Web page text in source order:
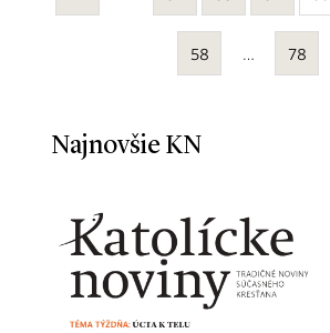
58 … 78
Najnovšie KN